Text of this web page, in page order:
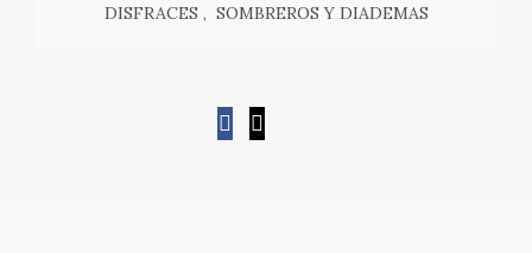
DISFRACES , SOMBREROS Y DIADEMAS